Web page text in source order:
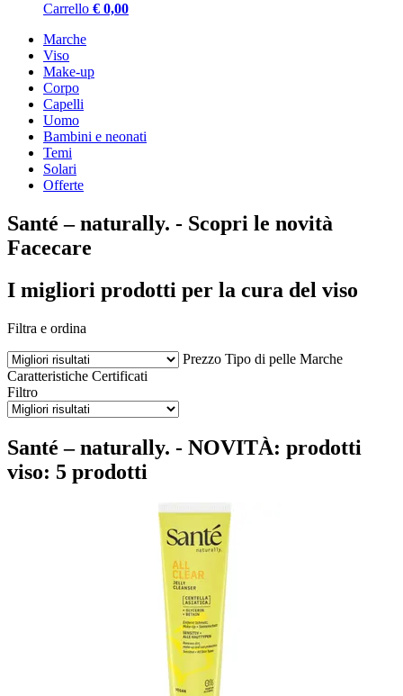
Carrello € 0,00
Marche
Viso
Make-up
Corpo
Capelli
Uomo
Bambini e neonati
Temi
Solari
Offerte
Santé – naturally. - Scopri le novità
Facecare
I migliori prodotti per la cura del viso
Filtra e ordina
Prezzo Tipo di pelle Marche
Caratteristiche Certificati
Filtro
Santé – naturally. - NOVITÀ: prodotti
viso: 5 prodotti